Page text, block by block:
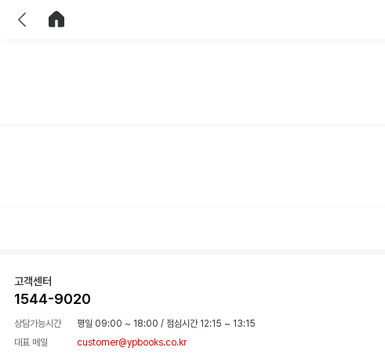
고객센터
1544-9020
상담가능시간 평일 09:00 ~ 18:00 / 점심시간 12:15 ~ 13:15
대표 메일
customer@ypbooks.co.kr